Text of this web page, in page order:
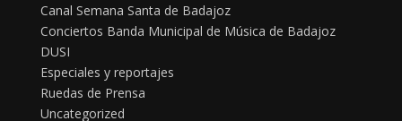
Canal Semana Santa de Badajoz
Conciertos Banda Municipal de Música de Badajoz
DUSI
Especiales y reportajes
Ruedas de Prensa
Uncategorized